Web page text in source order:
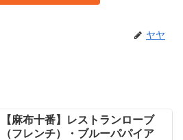
ヤヤ
【麻布十番】レストランローブ
（フレンチ）・ブルーパパイア